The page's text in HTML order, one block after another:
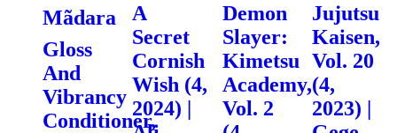
Mãdara
Gloss
And
Vibrancy
Conditioner,
A
Secret
Cornish
Wish (4,
2024) |
Demon
Slayer:
Kimetsu
Academy,
Vol. 2
Jujutsu
Kaisen,
Vol. 20
(4,
2023) |